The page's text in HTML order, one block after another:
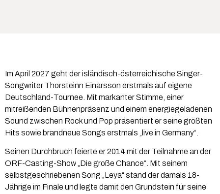
Im April 2027 geht der isländisch-österreichische Singer-
Songwriter Thorsteinn Einarsson erstmals auf eigene
Deutschland-Tournee. Mit markanter Stimme, einer
mitreißenden Bühnenpräsenz und einem energiegeladenen
Sound zwischen Rock und Pop präsentiert er seine größten
Hits sowie brandneue Songs erstmals „live in Germany“.
Seinen Durchbruch feierte er 2014 mit der Teilnahme an der
ORF-Casting-Show „Die große Chance“. Mit seinem
selbstgeschriebenen Song „Leya“ stand der damals 18-
Jährige im Finale und legte damit den Grundstein für seine